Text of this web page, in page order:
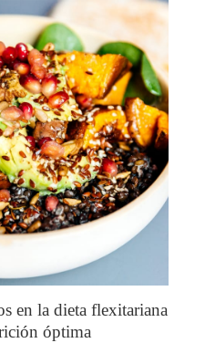
en la dieta flexitariana
óptima